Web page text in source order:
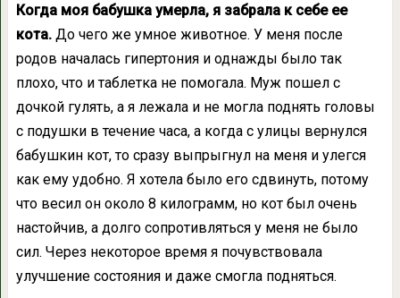
Когда моя бабушка умерла, я забрала к себе ее
кота.До чего же умное животное. У меня после
родов началась гипертония и однажды было так
плохо, что и таблетка не помогала. Муж пошел с
дочкой гулять, а я лежала и не могла поднять головы
с подушки в течение часа, а когда с улицы вернулся
бабушкин кот, то сразу выпрыгнул на меня и улегся
как ему удобно. Я хотела было его сдвинуть, потому
что весил он около 8 килограмм, но кот был очень
настойчив, а долго сопротивляться у меня не было
сил. Через некоторое время я почувствовала
улучшение состояния и даже смогла подняться.